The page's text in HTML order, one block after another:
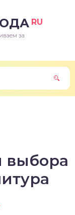
RU
за
выбора